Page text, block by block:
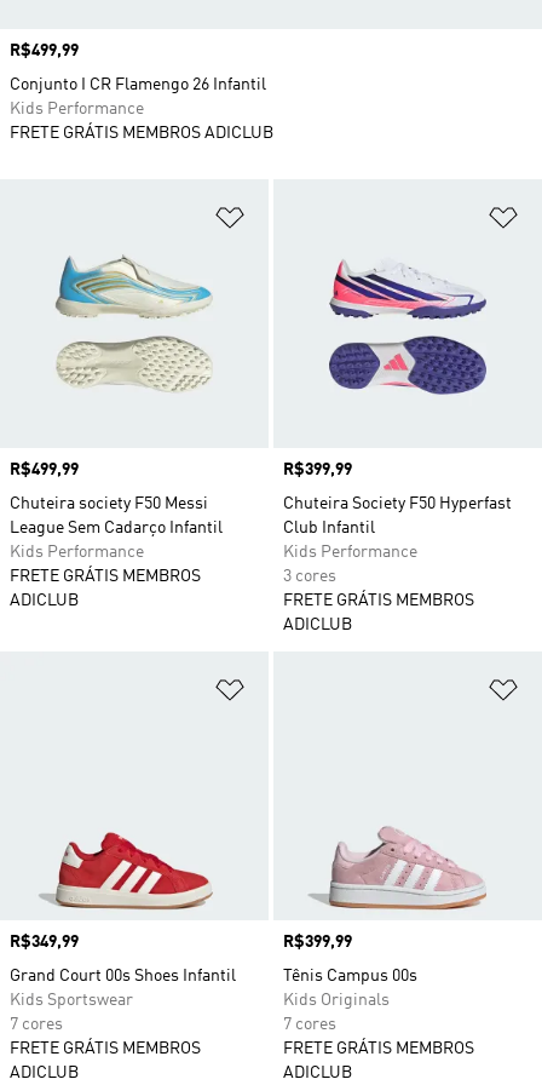
Preço
R$499,99
Chuteira society F50 Messi
League Sem Cadarço Infantil
Kids Performance
FRETE GRÁTIS MEMBROS
ADICLUB
Preço
R$399,99
Chuteira Society F50 Hyperfast
Club Infantil
Kids Performance
3 cores
FRETE GRÁTIS MEMBROS
ADICLUB
Preço
R$349,99
Grand Court 00s Shoes Infantil
Kids Sportswear
7 cores
FRETE GRÁTIS MEMBROS
ADICLUB
Preço
R$399,99
Tênis Campus 00s
Kids Originals
7 cores
FRETE GRÁTIS MEMBROS
ADICLUB
Preço
R$499,99
Conjunto I CR Flamengo 26 Infantil
Kids Performance
FRETE GRÁTIS MEMBROS ADICLUB